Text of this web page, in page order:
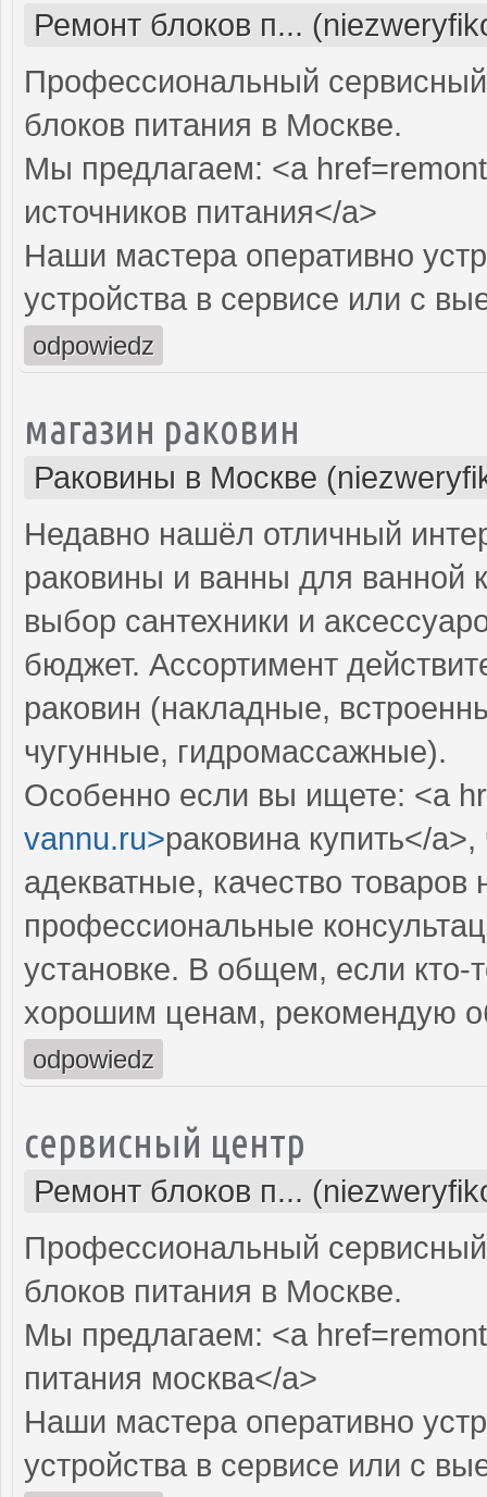
Ремонт блоков п...
Профессиональный
блоков питания в Москве.
Мы предлагаем: <a
источников питания</a>
Наши мастера оперативно
устройства в сервисе или с
odpowiedz
магазин раковин
Раковины в Москве
Недавно нашёл отличный
раковины и ванны для ванной
выбор сантехники и
бюджет. Ассортимент
раковин (накладные,
чугунные, гидромассажные).
Особенно если вы ищете: <a
vannu.ru>раковина купить</
адекватные, качество
профессиональные
установке. В общем, если кто-
хорошим ценам, рекомендую
odpowiedz
сервисный центр
Ремонт блоков п...
Профессиональный
блоков питания в Москве.
Мы предлагаем: <a
питания москва</a>
Наши мастера оперативно
устройства в сервисе или с